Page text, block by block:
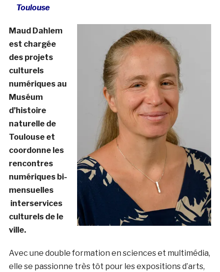
Toulouse
Maud Dahlem
est chargée
des projets
culturels
numériques au
Muséum
d’histoire
naturelle de
Toulouse et
coordonne les
rencontres
numériques bi-
mensuelles
interservices
culturels de le
ville.
Avec une double formation en sciences et multimédia,
elle se passionne très tôt pour les expositions d’arts,